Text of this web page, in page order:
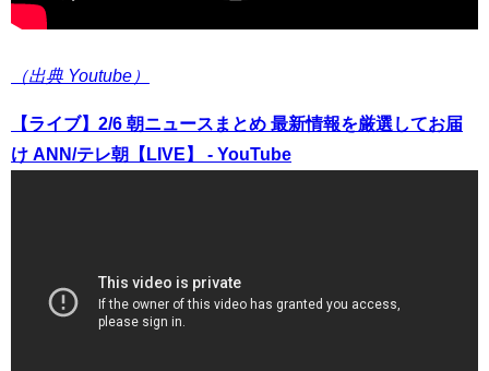
（出典 Youtube）
【ライブ】2/6 朝ニュースまとめ 最新情報を厳選してお届
け ANN/テレ朝【LIVE】 - YouTube